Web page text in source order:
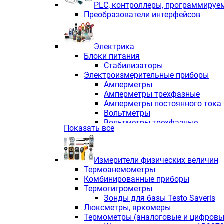
PLС, контроллеры,
Преобразователи интерфейсов
Электрика
Блоки питания
Стабилизаторы
Электроизмерительные приборы
Амперметры
Амперметры трехфазные
Амперметры постоянного тока
Вольтметры
Вольтметры трехфазные
Вольтметры постоянного тока
Индикаторы аналоговых
Измерители COS F
Комбинированные приборы
Комбинированные приборы
Комбинированные приборы
Анализаторы качества
Анализаторы мощности
Показать все
Измерители физических величин
Термоанемометры
Комбинированные приборы
Термогигрометры
Зонды для базы Testo Saveris
Люксметры, яркомеры
Термометры (аналоговые и